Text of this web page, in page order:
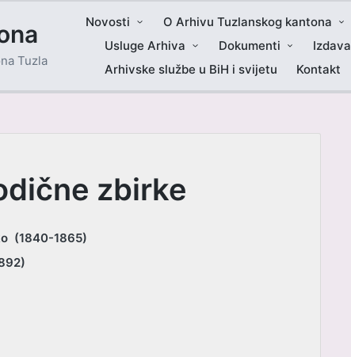
Tuzla
Novosti O Arhivu Tuzlanskog kantona
Usluge Arhiva
Dokumenti
Arhivske službe u BiH i svijetu
Kontakt
zbirke
(1840-1865)